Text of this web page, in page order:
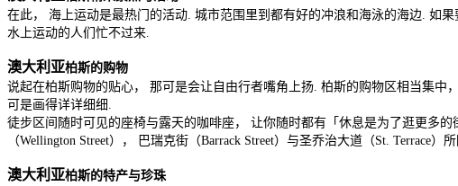
在此， 海上运动是最热门的活动. 城市范围里到都有好的冲浪和海泳的海边. 如
水上运动的人们忙不过来.
澳大利亚柏斯的购物
说起在柏斯购物的贴心， 那可是会让自由行者嘴角上扬. 柏斯的购物区相当集
可是画得详详细细.
徒步区间随时可见的座椅与露天的咖啡座， 让你随时都有「休息是为了逛更多
（Wellington Street）， 巴瑞克街（Barrack Street）与圣乔治大道（St. Terrace
澳大利亚柏斯的特产与珍珠